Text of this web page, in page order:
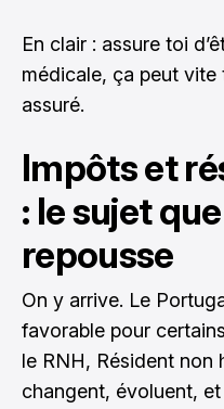
En clair : assure toi
médicale, ça peut vite
assuré.
Impôts et
: le sujet
repousse
On y arrive. Le
favorable pour
le RNH, Résident non
changent, évoluent,